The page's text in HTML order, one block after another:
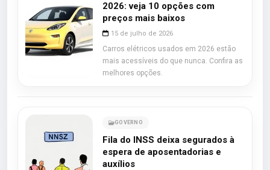
2026: veja 10 opções com
preços mais baixos
15 de julho de 2026
Carros elétricos usados em 2026 estão
mais acessíveis do que nunca. Confira as
melhores opções.
GOVERNO
Fila do INSS deixa segurados à
espera de aposentadorias e
auxílios